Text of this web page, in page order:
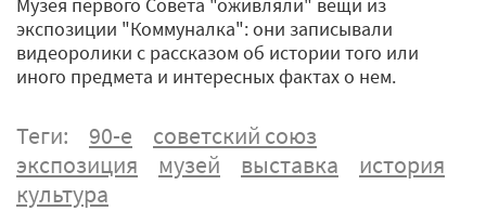
экспозиции "Коммуналка": они записывали
видеоролики с рассказом об истории того или
иного предмета и интересных фактах о нем.
Теги: 90-е
советский союз
экспозиция
музей выставка
история
культура